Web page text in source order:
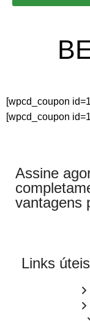
[wpcd_coupon
[wpcd_coupon
Assine
vantagens
Links úteis